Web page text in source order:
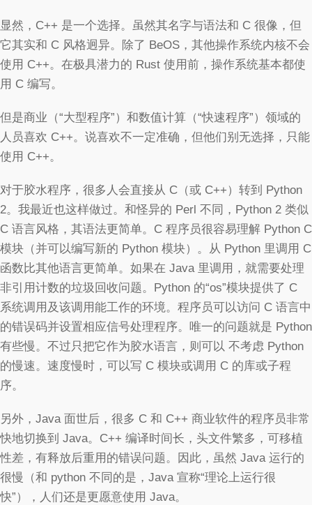
显然，C++ 是一个选择。虽然其名字与语法和 C 很像，但
它其实和 C 风格迥异。除了 BeOS，其他操作系统内核不会
使用 C++。在极具潜力的 Rust 使用前，操作系统基本都使
用 C 编写。
但是商业（“大型程序”）和数值计算（“快速程序”）领域的
人员喜欢 C++。说喜欢不一定准确，但他们别无选择，只能
使用 C++。
对于胶水程序，很多人会直接从 C（或 C++）转到 Python
2。我最近也这样做过。和怪异的 Perl 不同，Python 2 类似
C 语言风格，其语法更简单。C 程序员很容易理解 Python C
模块（并可以编写新的 Python 模块）。从 Python 里调用 C
函数比其他语言更简单。如果在 Java 里调用，就需要处理
非引用计数的垃圾回收问题。Python 的“os”模块提供了 C
系统调用及该调用能工作的环境。程序员可以访问 C 语言中
的错误码并设置相应信号处理程序。唯一的问题就是 Python
有些慢。不过只把它作为胶水语言，则可以 不考虑 Python
的慢速。速度慢时，可以写 C 模块或调用 C 的库或子程
序。
另外，Java 面世后，很多 C 和 C++ 商业软件的程序员非常
快地切换到 Java。C++ 编译时间长，头文件繁多，可移植
性差，有释放后重用的错误问题。因此，虽然 Java 运行的
很慢（和 python 不同的是，Java 宣称“理论上运行很
快”），人们还是更愿意使用 Java。